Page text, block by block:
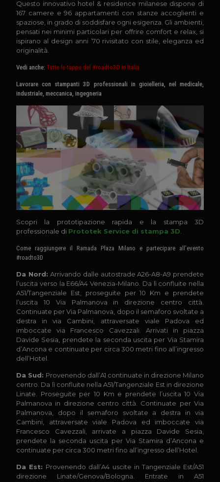
Questo innovativo hotel & residence milanese dispone di
167 camere e 96 appartamenti con stanze accoglienti e
spaziose, in grado di soddisfare ogni esigenza. Gli ambienti,
pensati nei minimi particolari per offrire comfort e relax, si
ispirano al design anni ’70 rivisitato con stile, eleganza ed
originalità.
Vedi anche: Tutte le tappe del #roadto3D in Italia
Lavorare con stampanti 3D professionali in gioielleria, nel medicale,
industriale, meccanica, ingegneria
Scopri la prototipazione rapida e la stampa 3D
professionale di Prototek Service di stampa 3D.
Come raggiungere il Ramada Plaza Milano e partecipare all’evento
#roadto3D
Da Nord:Arrivando dalle autostrade A26-A8-A9 prendete
l’uscita verso la E66/A4 Venezia-Milano. Da lì confluite nella
A51/Tangenziale Est, proseguite per 10 Km e prendete
l’uscita 10 Via Palmanova in direzione centro città.
Continuate per Via Palmanova, dopo il semaforo svoltate a
destra in via Cambini, attraversate viale Padova ed
imboccate via Francesco Cavezzali. Arrivati in piazza
Davide Sesia, prendete la seconda uscita per Via Stamira
d’Ancona e continuate per circa 300 metri fino all’ingresso
dell’Hotel.
Da Sud: Provenendo dall’A1 continuate in direzione Milano
centro. Da lì confluite nella A51/Tangenziale Est in direzione
Linate. Proseguite per 10 Km e prendete l’uscita 10 Via
Palmanova in direzione centro città. Continuate per Via
Palmanova, dopo il semaforo svoltate a destra in via
Cambini, attraversate viale Padova ed imboccate via
Francesco Cavezzali, arrivate a piazza Davide Sesia,
prendete la seconda uscita per Via Stamira d’Ancona e
continuate per circa 300 metri fino all’ingresso dell’Hotel.
Da Est: Provenendo dall’A4 uscite in Tangenziale Est/A51
direzione Linate/Genova/Bologna. Entrate in A51